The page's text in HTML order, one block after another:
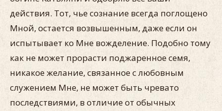
действия. Тот, чье сознание всегда поглощено
Мной, остается возвышенным, даже если он
испытывает ко Мне вожделение. Подобно тому
как не может прорасти поджаренное семя,
никакое желание, связанное с любовным
служением Мне, не может быть чревато
последствиями, в отличие от обычных